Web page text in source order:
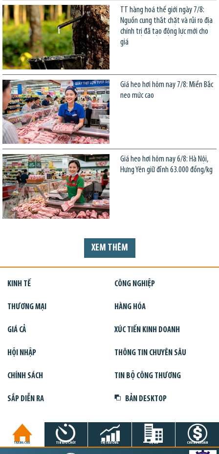
TT hàng hoá thế giới ngày 7/8:
Nguồn cung thắt chặt và rủi ro địa
chính trị đã tạo động lực mới cho
giá
Giá heo hơi hôm nay 7/8: Miền Bắc
neo mức cao
Giá heo hơi hôm nay 6/8: Hà Nội,
Hưng Yên giữ đỉnh 63.000 đồng/kg
XEM THÊM
KINH TẾ CÔNG NGHIỆP
THƯƠNG MẠI HÀNG HÓA
GIÁ CẢ XÚC TIẾN KINH DOANH
HỘI NHẬP THÔNG TIN CHUYÊN SÂU
CHÍNH SÁCH TIN BỘ CÔNG THƯƠNG
SẮP DIỄN RA BẢN DESKTOP
TRANG CHỦ TIN GIỜ CHÓT THỊ TRƯỜNG DỰ ÁN CHỨNG KHOÁN